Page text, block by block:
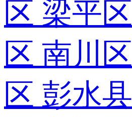
区 梁平区
区 南川区
区 彭水县